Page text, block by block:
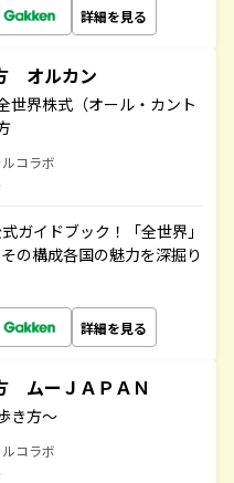
詳細を見る
オルカン
世界株式（オール・カント
コラボ
ガイドブック！「全世界」
の構成各国の魅力を深掘り
詳細を見る
ムーＪＡＰＡＮ
き方～
コラボ